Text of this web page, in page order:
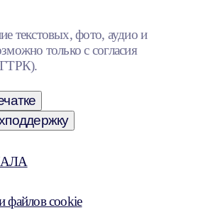
текстовых, фото, аудио и
только с согласия
файлов cookie